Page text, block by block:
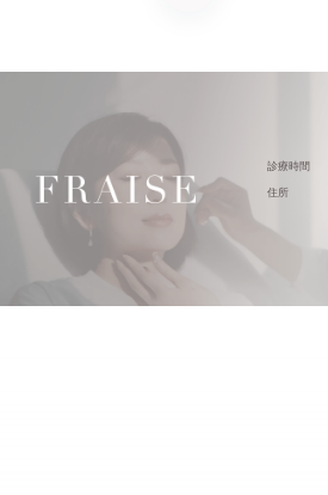
診療時間
住所